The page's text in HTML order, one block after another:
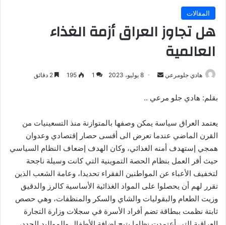
المقالات
هل تجاوز العراق أزمة الغذاء
العالمية
هادي جلومرعي
أرسل
إلكترونيا
8 يوليو، 2023 1
195
بقلم: هادي جلو مرعي ..
يعتمد العراق سياسة يمكن وصفها بالمتوازنة منذ التسعينيات من
القرن الماضي عندما تعرض الى أقسى حصار إقتصادي وعدوان
همجي إستهدف أمنه الغذائي، وكان الهدف إضعاف النظام السياسي
حيث أقر العمل بنظام الحصة التموينية التي كانت وسيلة ناجحة
لتخفيف الأعباء عن المواطنين الفقراء تحديدا، وعامة الشعب الذين
تقرر لهم أن يحصلوا على المواد الغذائية الأساسية كالرز والدقيق
وزيت الطعام والبقوليات والشاي والسكر والمنظفات، وهي حصص
ثابتة نظمت ببطاقة تضم أفراد الأسرة في سجلات وزارة التجارة